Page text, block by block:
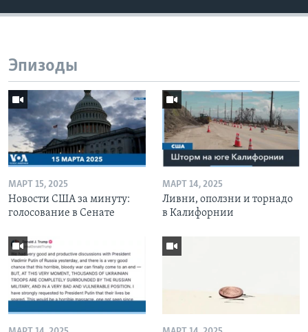
Эпизоды
МАРТ 15, 2025
Новости США за минуту:
голосование в Сенате
МАРТ 14, 2025
Ливни, оползни и торнадо
в Калифорнии